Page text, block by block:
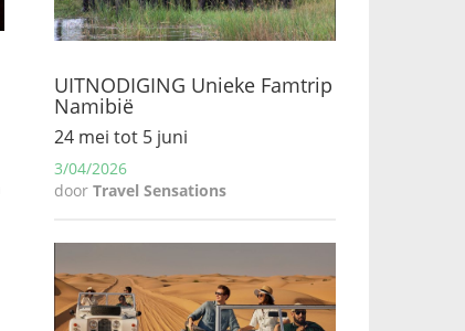
UITNODIGING Unieke Famtrip
Namibië
24 mei tot 5 juni
3/04/2026
door Travel Sensations